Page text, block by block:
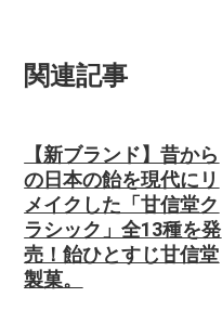
関連記事
【新ブランド】昔から
の日本の飴を現代にリ
メイクした「甘信堂ク
ラシック」全13種を発
売！飴ひとすじ甘信堂
製菓。